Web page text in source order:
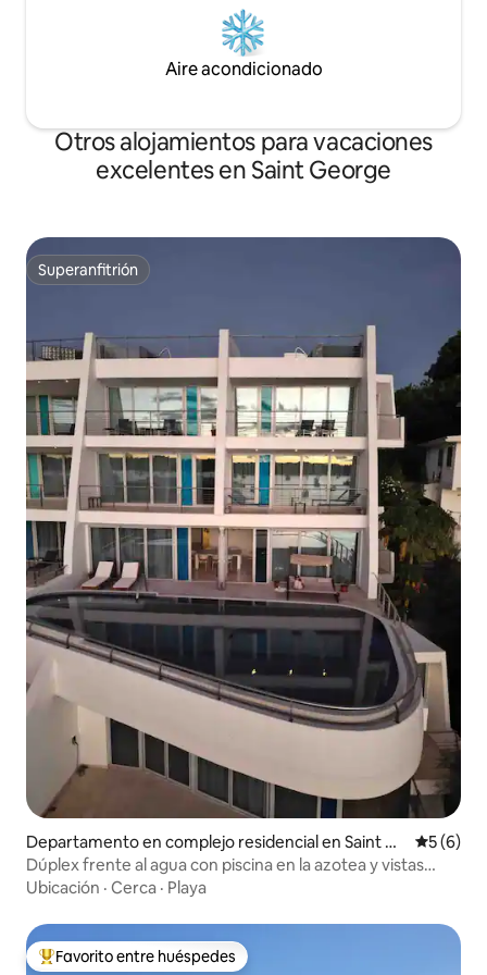
Aire acondicionado
Otros alojamientos para vacaciones
excelentes en Saint George
Superanfitrión
Superanfitrión
Departamento en complejo residencial en Saint G
eorge's
5 (6)
Dúplex frente al agua con piscina en la azotea y vistas
impresionantes
Ubicación · Cerca · Playa
Favorito entre los huéspedes más destacados
Favorito entre huéspedes